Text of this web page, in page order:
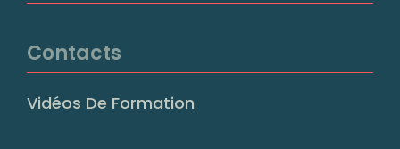
Contacts
Vidéos De Formation